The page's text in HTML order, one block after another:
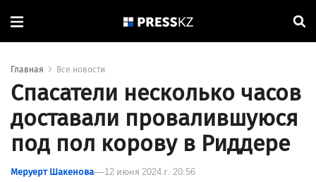
Главная Все новости
Спасатели несколько часов
доставали провалившуюся
под пол корову в Риддере
Меруерт Шакенова 12 июня 2024 г. 20:56